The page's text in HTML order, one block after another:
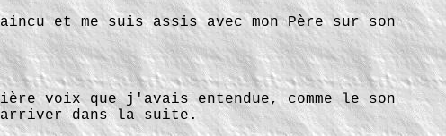
et me suis assis avec mon Père sur son
voix que j'avais entendue, comme le son
dans la suite.